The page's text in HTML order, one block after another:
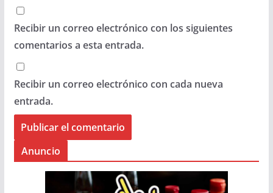
Recibir un correo electrónico con los siguientes
comentarios a esta entrada.
Recibir un correo electrónico con cada nueva
entrada.
Anuncio